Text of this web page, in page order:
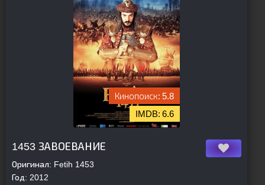
5.8
6.6
1453 ЗАВОЕВАНИЕ
Оригинал: Fetih 1453
Год: 2012